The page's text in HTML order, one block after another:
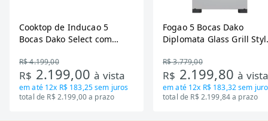
Cooktop de Inducao 5
Bocas Dako Select com
R$ 4.199,00
R$ 2.199,00à vista
em até 12x R$ 183,25sem juros
total de R$ 2.199,00 a prazo
Fogao 5 Bocas Dako
Diplomata Glass Grill
R$ 3.779,00
R$ 2.199,80à
em até 12x R$ 183,32sem
total de R$ 2.199,84 a prazo